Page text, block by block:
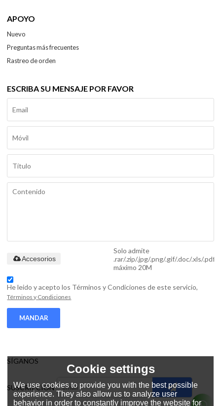
APOYO
Nuevo
Preguntas más frecuentes
Rastreo de orden
ESCRIBA SU MENSAJE POR FAVOR
Solo admite
.rar/.zip/.jpg/.png/.gif/.doc/.xls/.pdf,
máximo 20M
Accesorios
He leido y acepto los Términos y Condiciones de este servicio,
Términos y Condiciones
MANDAR
SÍGANOS
SUSCRIPCIÓN
Cookie settings
We use cookies to provide you with the best possible
experience. They also allow us to analyze user
behavior in order to constantly improve the website for